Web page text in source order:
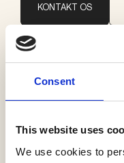
Consent
This website uses
We use cookies to
KONTAKT OS